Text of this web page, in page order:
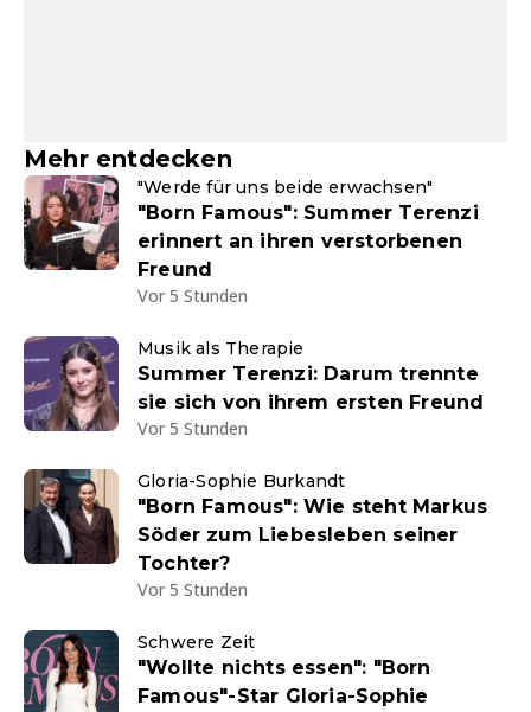
Mehr entdecken
"Werde für uns beide erwachsen"
"Born Famous": Summer Terenzi
erinnert an ihren verstorbenen
Freund
Vor 5 Stunden
Musik als Therapie
Summer Terenzi: Darum trennte
sie sich von ihrem ersten Freund
Vor 5 Stunden
Gloria-Sophie Burkandt
"Born Famous": Wie steht Markus
Söder zum Liebesleben seiner
Tochter?
Vor 5 Stunden
Schwere Zeit
"Wollte nichts essen": "Born
Famous"-Star Gloria-Sophie